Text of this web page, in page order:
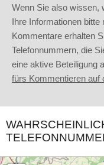
Wenn Sie also wissen,
Ihre Informationen
Kommentare erhalten
Telefonnummern, die
eine aktive Beteiligung
fürs Kommentieren auf